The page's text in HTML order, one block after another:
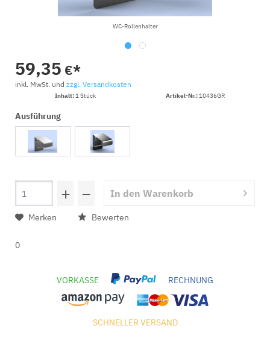
WC-Rollenhalter
59,35 €*
inkl. MwSt. und zzgl. Versandkosten
Inhalt:1 Stück Artikel-Nr.:10436GR
Ausführung
+ − In den Warenkorb
Merken Bewerten
0
VORKASSE RECHNUNG
SCHNELLER VERSAND